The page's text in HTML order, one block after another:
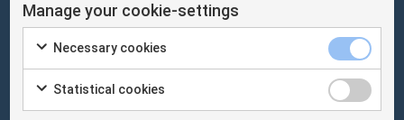
Besök oss
Utrikespolitiska institutet
Amiralitetsbacken 1, Skeppsholmen
Kontakta oss
Manage your cookie-settings
Necessary cookies
Statistical cookies